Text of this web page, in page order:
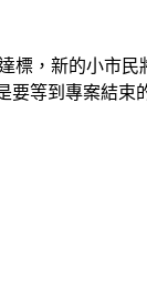
，新的小市
等到專案結束